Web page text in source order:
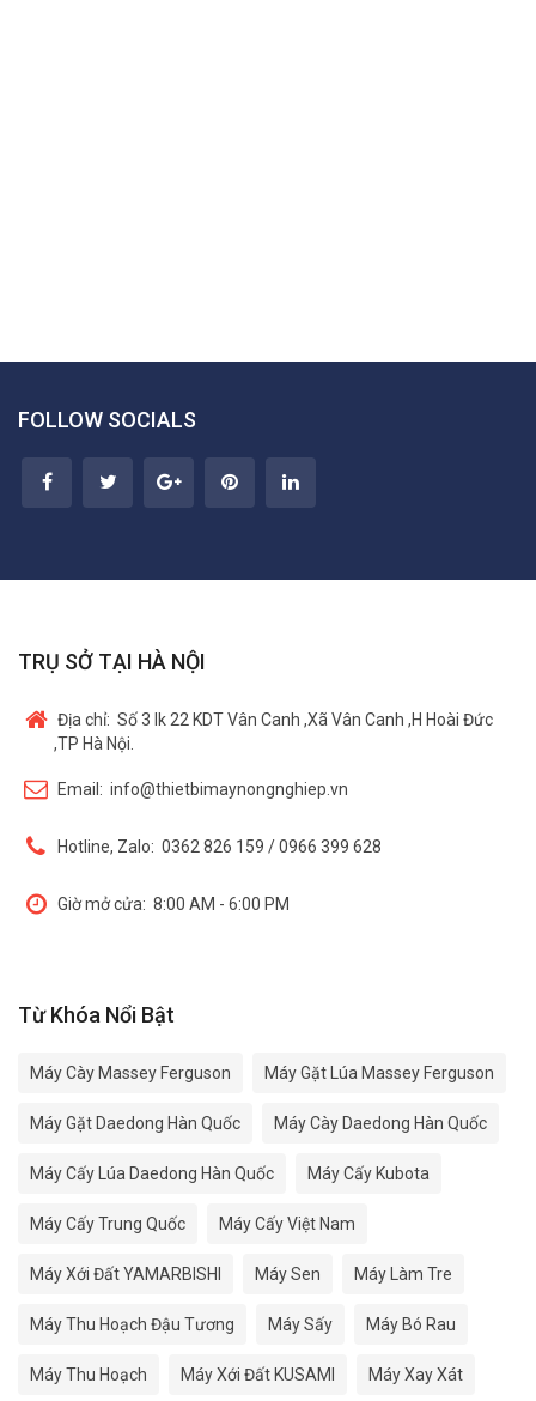
FOLLOW SOCIALS
TRỤ SỞ TẠI HÀ NỘI
Địa chỉ: Số 3 lk 22 KDT Vân Canh ,Xã Vân Canh ,H Hoài Đức
,TP Hà Nội.
Email: info@thietbimaynongnghiep.vn
Hotline, Zalo: 0362 826 159 / 0966 399 628
Giờ mở cửa: 8:00 AM - 6:00 PM
Từ Khóa Nổi Bật
Máy Cày Massey Ferguson Máy Gặt Lúa Massey Ferguson
Máy Gặt Daedong Hàn Quốc Máy Cày Daedong Hàn Quốc
Máy Cấy Lúa Daedong Hàn Quốc Máy Cấy Kubota
Máy Cấy Trung Quốc Máy Cấy Việt Nam
Máy Xới Đất YAMARBISHI Máy Sen Máy Làm Tre
Máy Thu Hoạch Đậu Tương Máy Sấy Máy Bó Rau
Máy Thu Hoạch Máy Xới Đất KUSAMI Máy Xay Xát